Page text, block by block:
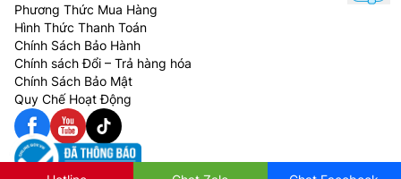
công nghệ này giúp tủ lạnh hoạt động êm ái và tiết
kiệm điện năng hiệu quả.
Phương Thức Mua Hàng
Hình Thức Thanh Toán
Chính Sách Bảo Hành
Chính sách Đổi – Trả hàng hóa
Chính Sách Bảo Mật
Quy Chế Hoạt Động